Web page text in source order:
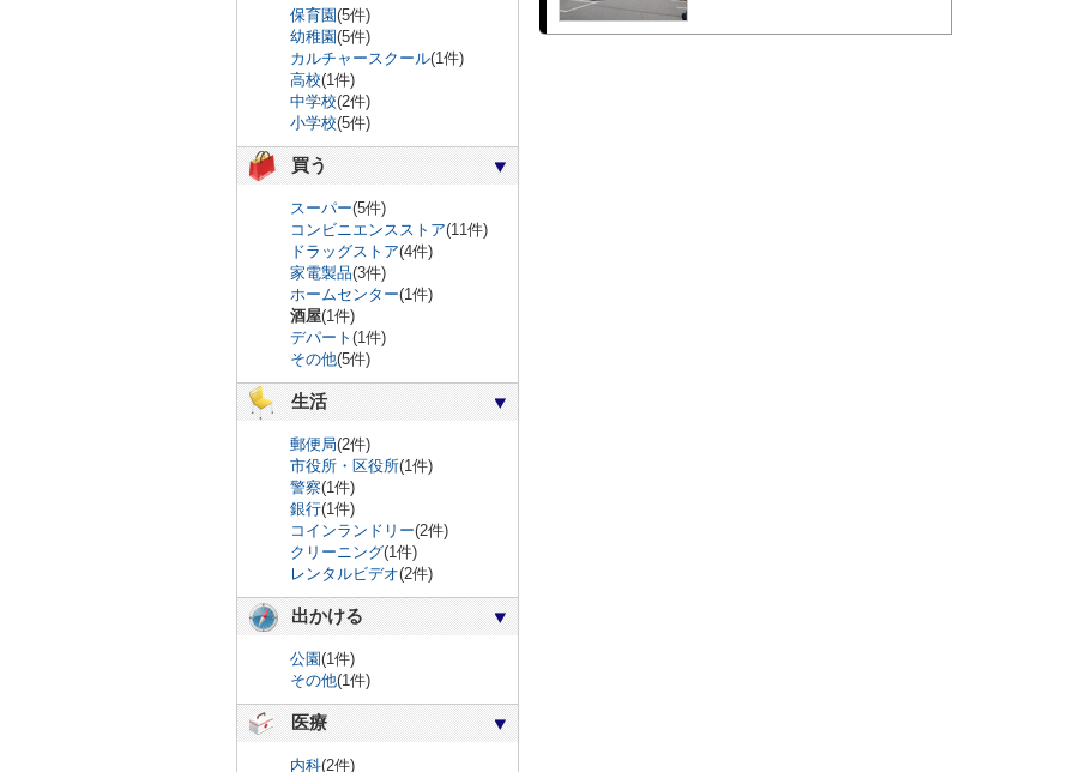
保育園(5件)
幼稚園(5件)
カルチャースクール(1件)
高校(1件)
中学校(2件)
小学校(5件)
買う
スーパー(5件)
コンビニエンスストア(11件)
ドラッグストア(4件)
家電製品(3件)
ホームセンター(1件)
酒屋(1件)
デパート (1件)
その他(5件)
生活
郵便局(2件)
市役所・区役所(1件)
警察(1件)
銀行(1件)
コインランドリー(2件)
クリーニング(1件)
レンタルビデオ(2件)
出かける
公園(1件)
その他(1件)
医療
内科(2件)